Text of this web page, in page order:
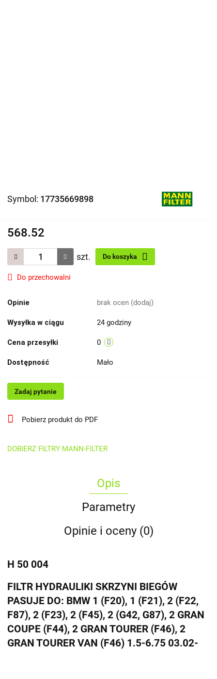
Symbol: 17735669898
568.52
szt. Do koszyka
Do przechowalni
Opinie brak ocen (dodaj)
Wysyłka w ciągu 24 godziny
Cena przesyłki 0
Dostępność Mało
Zadaj pytanie
Pobierz produkt do PDF
DOBIERZ FILTRY MANN-FILTER
Opis
Parametry
Opinie i oceny (0)
H 50 004
FILTR HYDRAULIKI SKRZYNI BIEGÓW
PASUJE DO: BMW 1 (F20), 1 (F21), 2 (F22,
F87), 2 (F23), 2 (F45), 2 (G42, G87), 2 GRAN
COUPE (F44), 2 GRAN TOURER (F46), 2
GRAN TOURER VAN (F46) 1.5-6.75 03.02-